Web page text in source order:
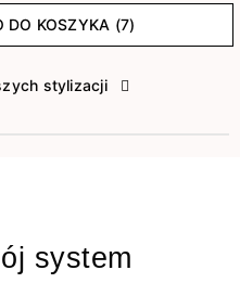
DO KOSZYKA (7)
stylizacji
system